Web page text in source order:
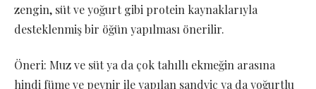
zengin, süt ve yoğurt gibi protein kaynaklarıyla
desteklenmiş bir öğün yapılması önerilir.
Öneri: Muz ve süt ya da çok tahıllı ekmeğin arasına
hindi füme ve peynir ile yapılan sandviç ya da yoğurtlu